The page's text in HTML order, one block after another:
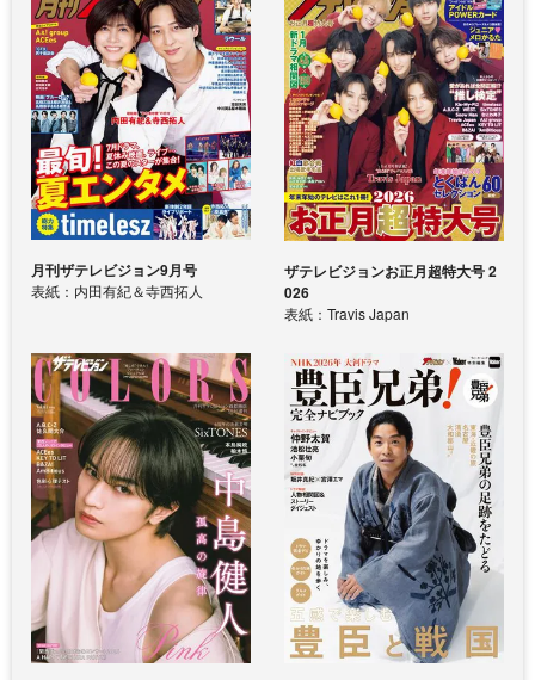
月刊ザテレビジョン9月号
表紙：内田有紀＆寺西拓人
ザテレビジョンお正月超特大号 2
026
表紙：Travis Japan